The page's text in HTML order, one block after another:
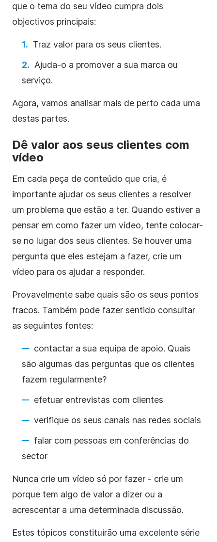
que o tema do seu vídeo cumpra dois
objectivos principais:
Traz valor para os seus clientes.
Ajuda-o a promover a sua marca ou
serviço.
Agora, vamos analisar mais de perto cada uma
destas partes.
Dê valor aos seus clientes com
vídeo
Em cada peça de conteúdo que cria, é
importante ajudar os seus clientes a resolver
um problema que estão a ter. Quando estiver a
pensar em como fazer um vídeo, tente colocar-
se no lugar dos seus clientes. Se houver uma
pergunta que eles estejam a fazer, crie um
vídeo para os ajudar a responder.
Provavelmente sabe quais são os seus pontos
fracos. Também pode fazer sentido consultar
as seguintes fontes:
contactar a sua equipa de apoio. Quais
são algumas das perguntas que os clientes
fazem regularmente?
efetuar entrevistas com clientes
verifique os seus canais nas redes sociais
falar com pessoas em conferências do
sector
Nunca crie um vídeo só por fazer - crie um
porque tem algo de valor a dizer ou a
acrescentar a uma determinada discussão.
Estes tópicos constituirão uma excelente série